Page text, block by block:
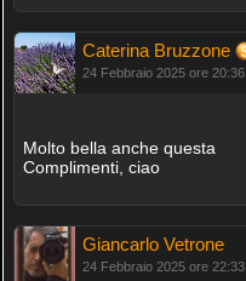
Caterina Bruzzone
24 Febbraio 2025 ore 20:36
Molto bella anche questa
Complimenti, ciao
Giancarlo Vetrone
24 Febbraio 2025 ore 22:33